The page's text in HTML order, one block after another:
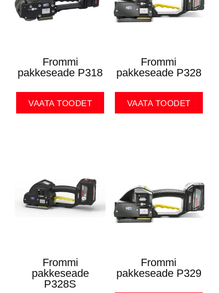
Frommi
pakkeseade P318
VAATA TOODET
Frommi
pakkeseade P328
VAATA TOODET
Frommi
pakkeseade
P328S
Frommi
pakkeseade P329